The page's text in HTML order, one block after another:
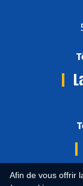
Afin de vous offrir